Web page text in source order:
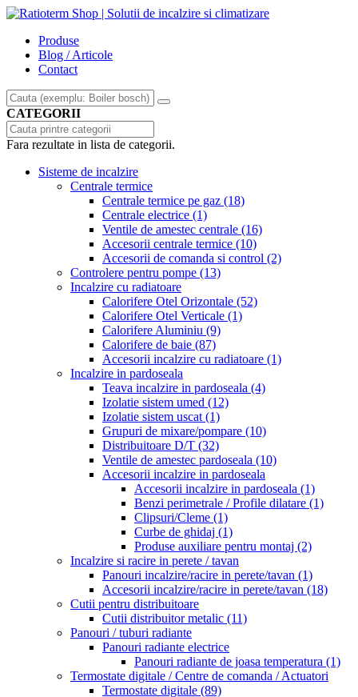
Produse
Blog / Articole
Contact
CATEGORII
Fara rezultate in lista de categorii.
Sisteme de incalzire
Centrale termice
Centrale termice pe gaz (18)
Centrale electrice (1)
Ventile de amestec centrale (16)
Accesorii centrale termice (10)
Accesorii de comanda si control (2)
Controlere pentru pompe (13)
Incalzire cu radiatoare
Calorifere Otel Orizontale (52)
Calorifere Otel Verticale (1)
Calorifere Aluminiu (9)
Calorifere de baie (87)
Accesorii incalzire cu radiatoare (1)
Incalzire in pardoseala
Teava incalzire in pardoseala (4)
Izolatie sistem umed (12)
Izolatie sistem uscat (1)
Grupuri de mixare/pompare (10)
Distribuitoare D/T (32)
Ventile de amestec pardoseala (10)
Accesorii incalzire in pardoseala
Accesorii incalzire in pardoseala (1)
Benzi perimetrale / Profile dilatare (1)
Clipsuri/Cleme (1)
Curbe de ghidaj (1)
Produse auxiliare pentru montaj (2)
Incalzire si racire in perete / tavan
Panouri incalzire/racire in perete/tavan (1)
Accesorii incalzire/racire in perete/tavan (18)
Cutii pentru distribuitoare
Cutii distribuitor metalic (11)
Panouri / tuburi radiante
Panouri radiante electrice
Panouri radiante de joasa temperatura (1)
Termostate digitale / Centre de comanda / Actuatori
Termostate digitale (89)